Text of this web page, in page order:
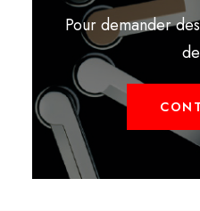
Pour demander